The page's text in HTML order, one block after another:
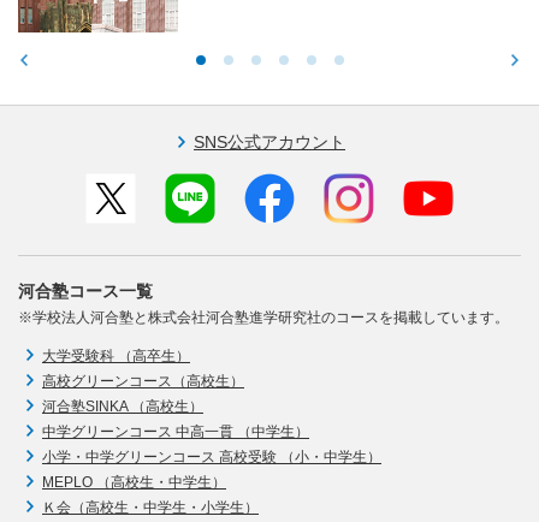
SNS公式アカウント
河合塾コース一覧
※学校法人河合塾と株式会社河合塾進学研究社のコースを掲載しています。
大学受験科 （高卒生）
高校グリーンコース（高校生）
河合塾SINKA （高校生）
中学グリーンコース 中高一貫 （中学生）
小学・中学グリーンコース 高校受験 （小・中学生）
MEPLO （高校生・中学生）
Ｋ会（高校生・中学生・小学生）